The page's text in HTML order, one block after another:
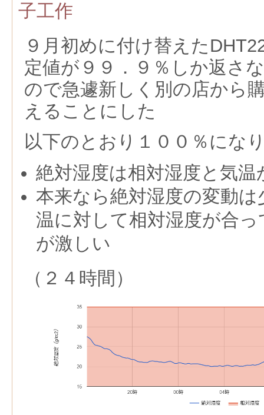
子工作
９月初めに付け替えた
定値が９９．９％しか返さ
ので急遽新しく別の店から
えることにした
以下のとおり１００％にな
絶対湿度は相対湿度と気
本来なら絶対湿度の変動
温に対して相対湿度が合
が激しい
（２４時間）